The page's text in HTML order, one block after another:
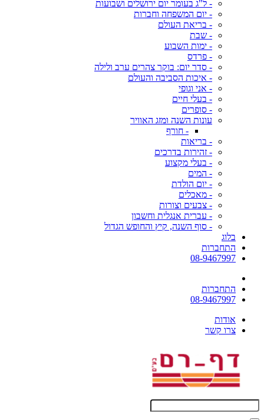
- ל"ג בעומר יום ירושלים ושבועות
- יום המשפחה וחברות
- בריאת העולם
- שבת
- ימות השבוע
- פרדס
- סדר יום: בוקר צהרים ערב ולילה
- איכות הסביבה והעולם
- אני וגופי
- בעלי חיים
- סופרים
עונות השנה ומזג האוויר
- חורף
- בריאות
- זהירות בדרכים
- בעלי מקצוע
- המים
- יום הולדת
- מאכלים
- צבעים וצורות
- עברית אנגלית וחשבון
- סוף השנה, קיץ והחופש הגדול
בלוג
התחברות
08-9467997
התחברות
08-9467997
אודות
צרו קשר